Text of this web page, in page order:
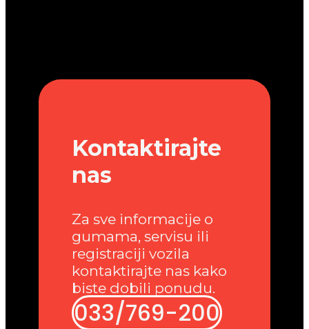
Kontaktirajte
nas
Za sve informacije o
gumama, servisu ili
registraciji vozila
kontaktirajte nas kako
biste dobili ponudu.
033/769-200